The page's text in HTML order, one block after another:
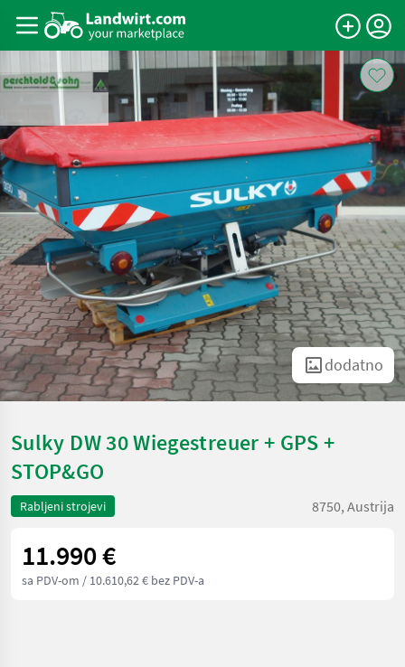
dodatno
Sulky DW 30 Wiegestreuer + GPS +
STOP&GO
Rabljeni strojevi 8750, Austrija
11.990 €
sa PDV-om / 10.610,62 € bez PDV-a